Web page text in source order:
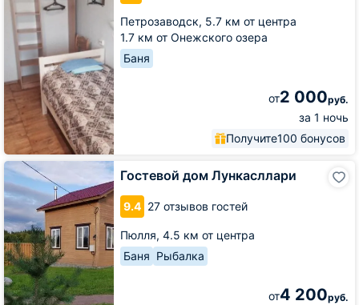
Петрозаводск, 5.7 км от центра
1.7 км от Онежского озера
Баня
от2 000руб.
за 1 ночь
Получите100 бонусов
Гостевой дом Лункасллари
9.4 27 отзывов гостей
Пюлля, 4.5 км от центра
Баня Рыбалка
от4 200руб.
Гостевой
дом
Лункасллари